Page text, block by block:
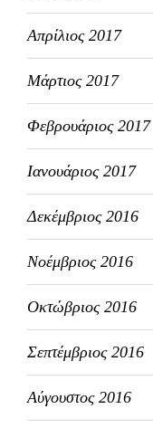
Απρίλιος 2017
Μάρτιος 2017
Φεβρουάριος 2017
Ιανουάριος 2017
Δεκέμβριος 2016
Νοέμβριος 2016
Οκτώβριος 2016
Σεπτέμβριος 2016
Αύγουστος 2016